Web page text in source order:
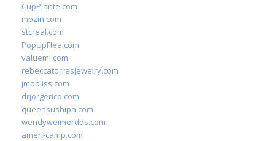
CupPlante.com
mpzin.com
stcreal.com
PopUpFlea.com
valueml.com
rebeccatorresjewelry.com
jmpbliss.com
drjorgerico.com
queensushipa.com
wendyweimerdds.com
ameri-camp.com